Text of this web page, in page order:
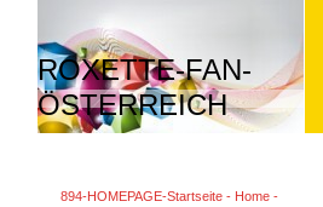
ROXETTE-FAN-
ÖSTERREICH
894-HOMEPAGE-Startseite - Home -